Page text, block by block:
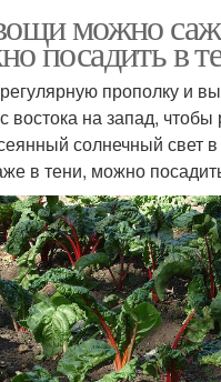
можно
посадить в
прополку и
востока на запад, чтобы
солнечный свет
в тени, можно